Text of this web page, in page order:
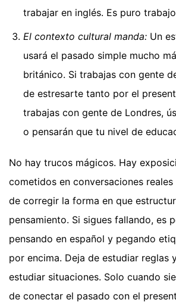
trabajar en inglés. Es puro
El contexto cultural manda: Un
usará el pasado simple mucho
británico. Si trabajas con gente
de estresarte tanto por el
trabajas con gente de Londres,
o pensarán que tu nivel de
No hay trucos mágicos. Hay
cometidos en conversaciones
de corregir la forma en que
pensamiento. Si sigues fallando, es
pensando en español y pegando
por encima. Deja de estudiar reglas
estudiar situaciones. Solo cuando
de conectar el pasado con el